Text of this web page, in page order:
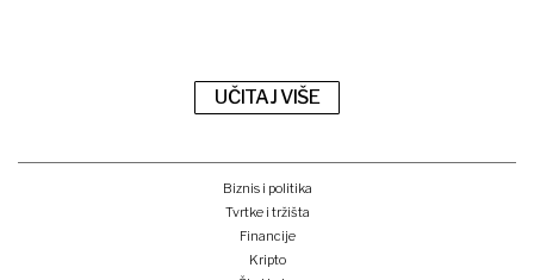
UČITAJ VIŠE
Biznis i politika
Tvrtke i tržišta
Financije
Kripto